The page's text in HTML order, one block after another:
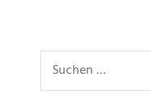
nach: